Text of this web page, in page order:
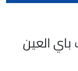
العين